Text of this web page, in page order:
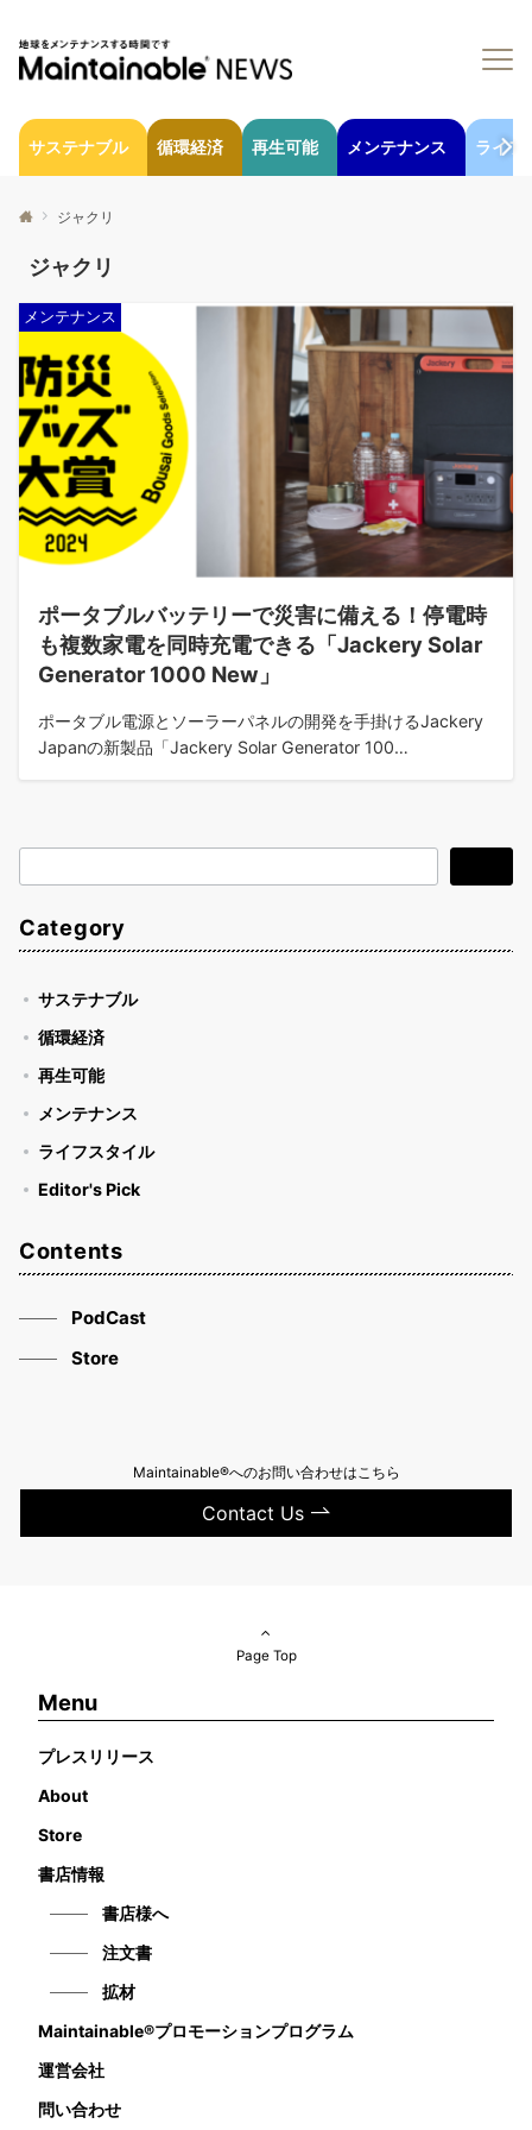
サステナブル 循環経済 再生可能 メンテナンス ライフ
ジャクリ
ジャクリ
メンテナンス
ポータブルバッテリーで災害に備える！停電時
も複数家電を同時充電できる「Jackery Solar
Generator 1000 New」
ポータブル電源とソーラーパネルの開発を手掛けるJackery
Japanの新製品「Jackery Solar Generator 100…
索
Category
サステナブル
循環経済
再生可能
メンテナンス
ライフスタイル
Editor's Pick
Contents
PodCast
Store
Maintainable®へのお問い合わせはこちら
Contact Us
Page Top
Menu
プレスリリース
About
Store
書店情報
書店様へ
注文書
拡材
Maintainable®プロモーションプログラム
運営会社
問い合わせ